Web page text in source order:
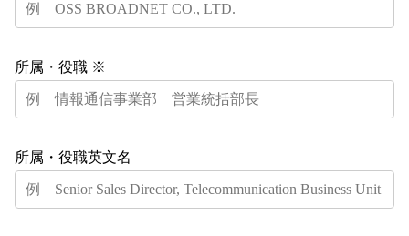
所属・役職 ※
所属・役職英文名